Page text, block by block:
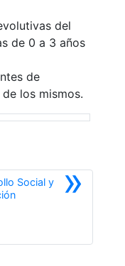
del
de 0 a 3 años
de
los mismos.
»
Social y
Siguiente